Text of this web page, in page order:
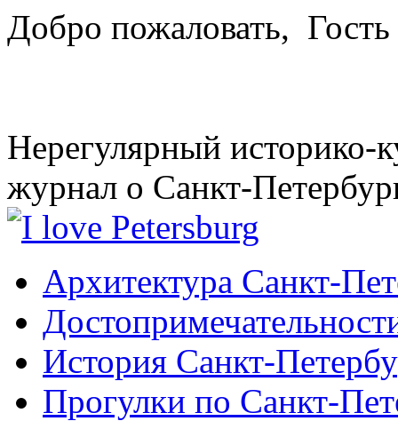
Добро пожаловать, Гость
Нерегулярный историко-
журнал о Санкт-
Архитектура Санкт-
История Санкт-
Прогулки по Санкт-